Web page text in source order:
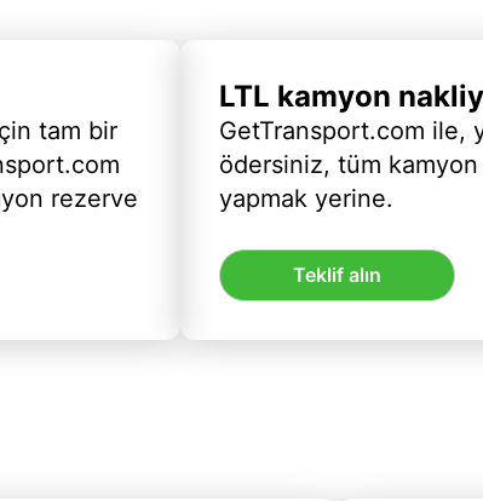
tam bir
rezerve
LTL kamyon
GetTransport.com ile,
ödersiniz, tüm
yapmak yerine.
Teklif alın